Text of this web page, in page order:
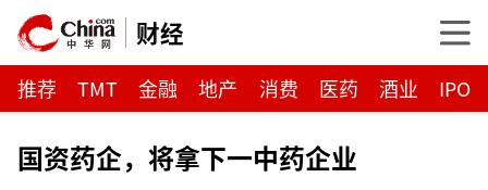
财经
推荐 TMT 金融 地产 消费 医药 酒业 IPO
国资药企，将拿下一中药企业